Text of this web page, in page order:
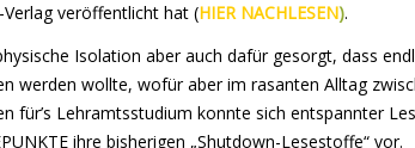
veröffentlicht hat (HIER NACHLESEN).
Isolation aber auch dafür gesorgt, dass
werden wollte, wofür aber im rasanten Alltag
für’s Lehramtsstudium konnte sich entspannter
ihre bisherigen „Shutdown-Lesestoffe“ vor.